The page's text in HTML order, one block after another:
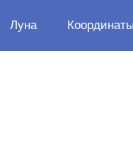
Луна Координаты